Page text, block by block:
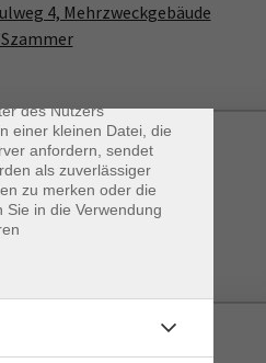
4, Mehrzweckgebäude
4, Mehrzweckgebäude
des Nutzers
einer kleinen Datei, die
anfordern, sendet
als zuverlässiger
zu merken oder die
Sie in die Verwendung